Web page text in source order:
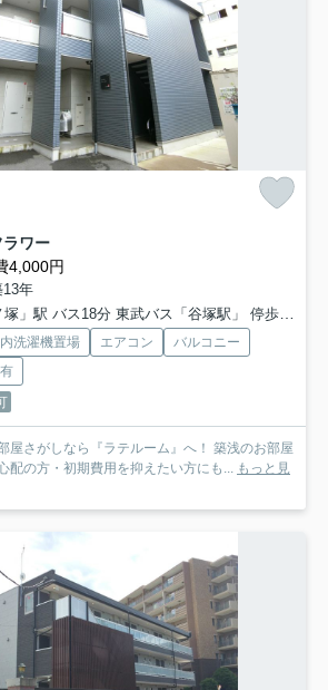
ラワー
4,000円
年
」駅 バス18分 東武バス「谷塚駅」 停歩3分
洗濯機置場 エアコン
バルコニー
屋さがしなら『ラテルーム』へ！ 築浅のお部屋
配の方・初期費用を抑えたい方にも... もっと見